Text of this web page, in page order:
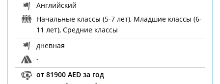
Английский
Начальные классы (5-7 лет), Младшие классы (6-
11 лет), Средние классы
дневная
-
от 81900 AED за год